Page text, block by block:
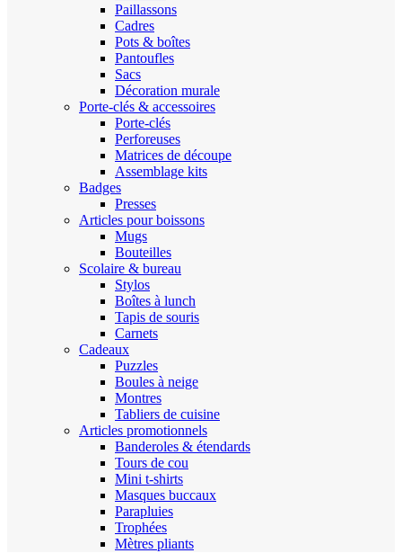
Paillassons
Cadres
Pots & boîtes
Pantoufles
Sacs
Décoration murale
Porte-clés & accessoires
Porte-clés
Perforeuses
Matrices de découpe
Assemblage kits
Badges
Presses
Articles pour boissons
Mugs
Bouteilles
Scolaire & bureau
Stylos
Boîtes à lunch
Tapis de souris
Carnets
Cadeaux
Puzzles
Boules à neige
Montres
Tabliers de cuisine
Articles promotionnels
Banderoles & étendards
Tours de cou
Mini t-shirts
Masques buccaux
Parapluies
Trophées
Mètres pliants